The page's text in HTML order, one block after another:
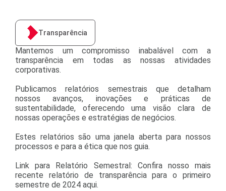
Transparência
Mantemos um compromisso inabalável com a
transparência em todas as nossas atividades
corporativas.
Publicamos relatórios semestrais que detalham
nossos avanços, inovações e práticas de
sustentabilidade, oferecendo uma visão clara de
nossas operações e estratégias de negócios.
Estes relatórios são uma janela aberta para nossos
processos e para a ética que nos guia.
Link para Relatório Semestral: Confira nosso mais
recente relatório de transparência para o primeiro
semestre de 2024 aqui.